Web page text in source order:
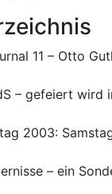
11 – Otto
– gefeiert wird
2003:
– ein